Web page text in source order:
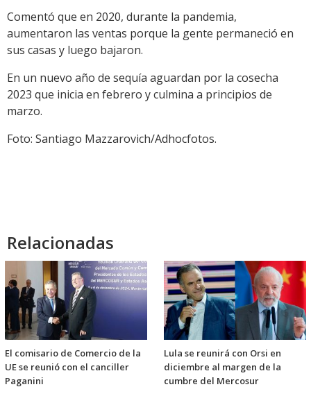
Comentó que en 2020, durante la pandemia,
aumentaron las ventas porque la gente permaneció en
sus casas y luego bajaron.
En un nuevo año de sequía aguardan por la cosecha
2023 que inicia en febrero y culmina a principios de
marzo.
Foto: Santiago Mazzarovich/Adhocfotos.
Relacionadas
El comisario de Comercio de la
UE se reunió con el canciller
Paganini
Lula se reunirá con Orsi en
diciembre al margen de la
cumbre del Mercosur